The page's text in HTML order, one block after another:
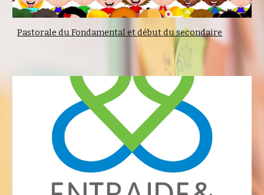
Pastorale du Fondamental et début du secondaire